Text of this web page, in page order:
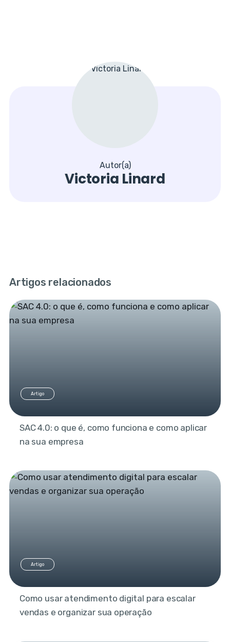
Autor(a)
Victoria Linard
Artigos relacionados
Artigo
SAC 4.0: o que é, como funciona e como aplicar
na sua empresa
Artigo
Como usar atendimento digital para escalar
vendas e organizar sua operação